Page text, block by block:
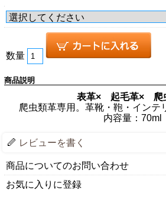
数量
商品説明
表革× 起毛革× 爬
爬虫類革専用。革靴・鞄・インテ
内容量：70ml
レビューを書く
商品についてのお問い合わせ
お気に入りに登録